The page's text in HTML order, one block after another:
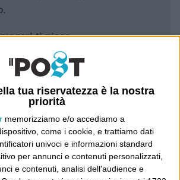
tua riservatezza è la nostra
priorità
memorizziamo e/o accediamo a
come i cookie, e trattiamo dati
univoci e informazioni standard
per annunci e contenuti personalizzati,
e contenuti, analisi dell'audience e
ti piace
POST SUCCESSIVO
Americanate